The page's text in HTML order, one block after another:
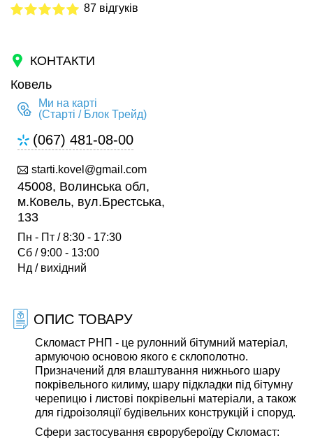
87 відгуків
КОНТАКТИ
Ковель
Ми на карті
(Старті / Блок Трейд)
(067) 481-08-00
starti.kovel@gmail.com
45008, Волинська обл,
м.Ковель, вул.Брестська,
133
Пн - Пт / 8:30 - 17:30
Сб / 9:00 - 13:00
Нд / вихідний
ОПИС ТОВАРУ
Скломаст РНП - це рулонний бітумний матеріал,
армуючою основою якого є склополотно.
Призначений для влаштування нижнього шару
покрівельного килиму, шару підкладки під бітумну
черепицю і листові покрівельні матеріали, а також
для гідроізоляції будівельних конструкцій і споруд.
Сфери застосування єврорубероїду Скломаст: